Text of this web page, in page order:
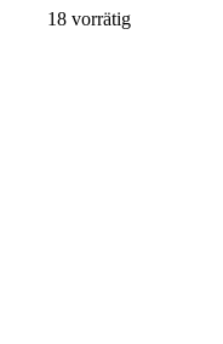
18 vorrätig